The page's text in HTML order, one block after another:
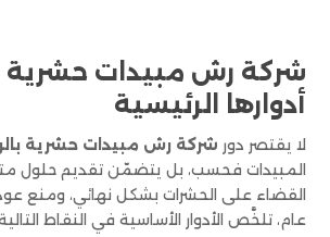
شركة رش مبيدات حشرية
أدوارها الرئيسية
لا يقتصر دور شركة رش مبيدات حشرية
المبيدات فحسب، بل يتضمّن تقديم حلول
القضاء على الحشرات بشكل نهائي، ومنع
عام، تلخَّص الأدوار الأساسية في النقاط